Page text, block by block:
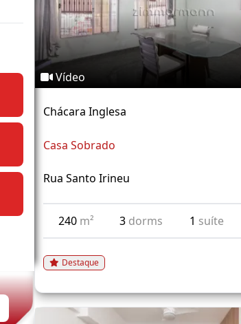
Vídeo
Chácara Inglesa
Casa Sobrado
Rua Santo Irineu
240 m² 3 dorms 1 suíte
Destaque